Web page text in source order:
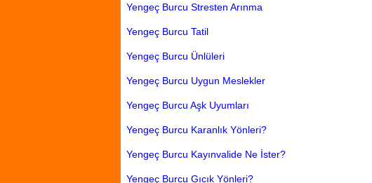
Yengeç Burcu Stresten Arınma
Yengeç Burcu Tatil
Yengeç Burcu Ünlüleri
Yengeç Burcu Uygun Meslekler
Yengeç Burcu Aşk Uyumları
Yengeç Burcu Karanlık Yönleri?
Yengeç Burcu Kayınvalide Ne İster?
Yengeç Burcu Gıcık Yönleri?